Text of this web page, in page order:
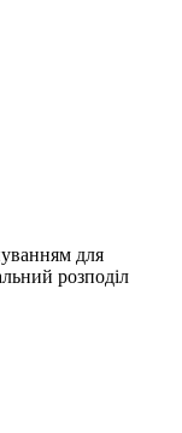
для
розподіл